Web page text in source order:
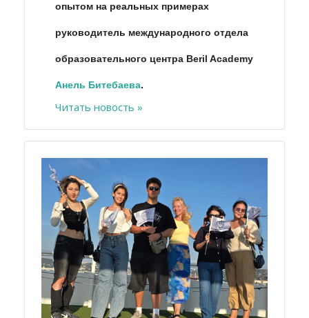
опытом на реальных примерах
руководитель международного отдела
образовательного центра Beril Academy
Анель Битебаева.
Читать новость »